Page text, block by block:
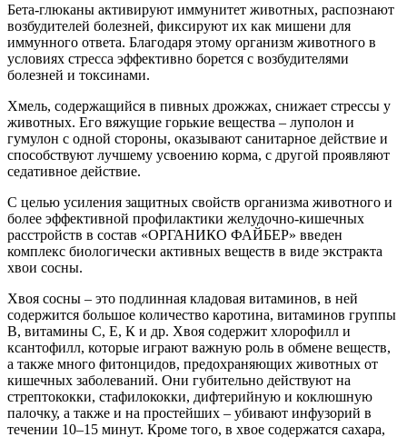
Бета-глюканы активируют иммунитет животных, распознают
возбудителей болезней, фиксируют их как мишени для
иммунного ответа. Благодаря этому организм животного в
условиях стресса эффективно борется с возбудителями
болезней и токсинами.
Хмель, содержащийся в пивных дрожжах, снижает стрессы у
животных. Его вяжущие горькие вещества – луполон и
гумулон с одной стороны, оказывают санитарное действие и
способствуют лучшему усвоению корма, с другой проявляют
седативное действие.
С целью усиления защитных свойств организма животного и
более эффективной профилактики желудочно-кишечных
расстройств в состав «ОРГАНИКО ФАЙБЕР» введен
комплекс биологически активных веществ в виде экстракта
хвои сосны.
Хвоя сосны – это подлинная кладовая витаминов, в ней
содержится большое количество каротина, витаминов группы
В, витамины С, Е, К и др. Хвоя содержит хлорофилл и
ксантофилл, которые играют важную роль в обмене веществ,
а также много фитонцидов, предохраняющих животных от
кишечных заболеваний. Они губительно действуют на
стрептококки, стафилококки, дифтерийную и коклюшную
палочку, а также и на простейших – убивают инфузорий в
течении 10–15 минут. Кроме того, в хвое содержатся сахара,